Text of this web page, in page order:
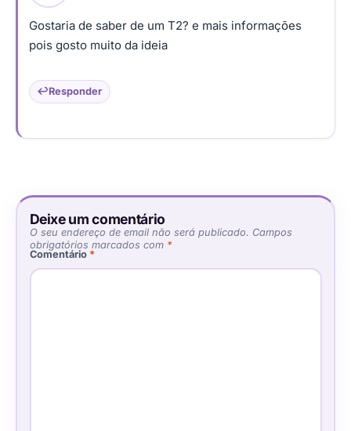
Gostaria de saber de um T2? e mais informações
pois gosto muito da ideia
Responder
Deixe um comentário
O seu endereço de email não será publicado. Campos
obrigatórios marcados com *
Comentário *